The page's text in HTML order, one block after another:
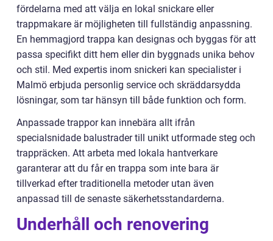
fördelarna med att välja en lokal snickare eller
trappmakare är möjligheten till fullständig anpassning.
En hemmagjord trappa kan designas och byggas för att
passa specifikt ditt hem eller din byggnads unika behov
och stil. Med expertis inom snickeri kan specialister i
Malmö erbjuda personlig service och skräddarsydda
lösningar, som tar hänsyn till både funktion och form.
Anpassade trappor kan innebära allt ifrån
specialsnidade balustrader till unikt utformade steg och
trappräcken. Att arbeta med lokala hantverkare
garanterar att du får en trappa som inte bara är
tillverkad efter traditionella metoder utan även
anpassad till de senaste säkerhetsstandarderna.
Underhåll och renovering